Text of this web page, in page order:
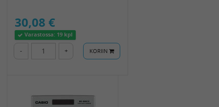
30,08 €
Varastossa: 19 kpl
- + KORIIN